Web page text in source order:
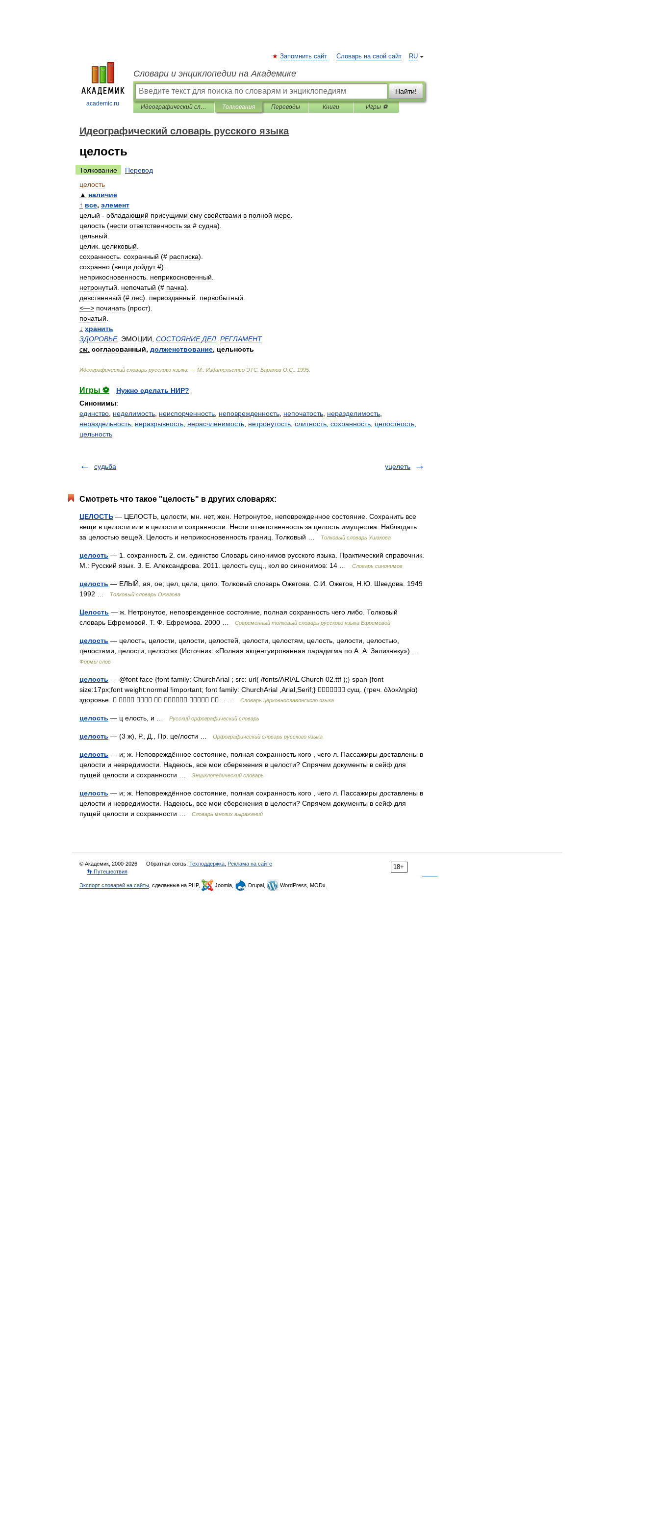
academic.ru
RU
Запомнить сайт Словарь на свой сайт
Словари и энциклопедии на Академике
Найти!
Идеографический словарь русского языка Толкования Переводы Книги Игры ⚽
Идеографический словарь русского языка
целость
Толкование
Перевод
целость
▲ наличие
↑ все, элемент
целый - обладающий присущими ему свойствами в полной мере
целость (нести ответственность за # судна).
цельный
целик целиковый
сохранность сохранный (# расписка).
сохранно (вещи дойдут#).
неприкосновенность неприкосновенный
нетронутый
непочатый (# пачка).
девственный (# лес). первозданный первобытный
<—> починать (прост).
початый
↓ хранить
ЗДОРОВЬЕ, ЭМОЦИИ СОСТОЯНИЕ ДЕЛ РЕГЛАМЕНТ
см согласованный, долженствование, цельность
Идеографический словарь русского языка . — М : Издательство ЭТС Баранов О С 1995
Игры ⚽
Нужно сделать НИР?
Синонимы:
единство неделимость неиспорченность неповрежденность непочатость неразделимость
нераздельность неразрывность нерасчленимость нетронутость слитность сохранность целостность
цельность
судьба уцелеть
Смотреть что такое "целость" в других словарях:
ЦЕЛОСТЬ — ЦЕЛОСТЬ, целости, мн. нет, жен. Нетронутое, неповрежденное состояние. Сохранить все
вещи в целости или в целости и сохранности. Нести ответственность за целость имущества. Наблюдать
за целостью вещей. Целость и неприкосновенность границ. Толковый …
Толковый словарь Ушакова
целость — 1. сохранность 2. см. единство Словарь синонимов русского языка. Практический справочник.
М.: Русский язык. З. Е. Александрова. 2011. целость сущ., кол во синонимов: 14 …
Словарь синонимов
целость — ЕЛЫЙ, ая, ое; цел, цела, цело. Толковый словарь Ожегова. С.И. Ожегов, Н.Ю. Шведова. 1949
1992 …
Толковый словарь Ожегова
Целость — ж. Нетронутое, неповрежденное состояние, полная сохранность чего либо. Толковый
словарь Ефремовой. Т. Ф. Ефремова. 2000 …
Современный толковый словарь русского языка Ефремовой
целость — целость, целости, целости, целостей, целости, целостям, целость, целости, целостью,
целостями, целости, целостях (Источник: «Полная акцентуированная парадигма по А. А. Зализняку») …
Формы слов
целость — @font face {font family: ChurchArial ; src: url( /fonts/ARIAL Church 02.ttf );} span {font
size:17px;font weight:normal !important; font family: ChurchArial ,Arial,Serif;}  сущ. (греч. ὁλοκληρία)
здоровье.       … …
Словарь церковнославянского языка
целость — ц елость, и … Русский орфографический словарь
целость — (3 ж), Р., Д., Пр. це/лости … Орфографический словарь русского языка
целость — и; ж. Неповреждённое состояние, полная сохранность кого , чего л. Пассажиры доставлены в
целости и невредимости. Надеюсь, все мои сбережения в целости? Спрячем документы в сейф для
пущей целости и сохранности …
Энциклопедический словарь
целость — и; ж. Неповреждённое состояние, полная сохранность кого , чего л. Пассажиры доставлены в
целости и невредимости. Надеюсь, все мои сбережения в целости? Спрячем документы в сейф для
пущей целости и сохранности …
Словарь многих выражений
18+
© Академик, 2000-2026 Обратная связь: Техподдержка Реклама на сайте
👣 Путешествия
Экспорт словарей на сайты , сделанные на PHP, Joomla, Drupal, WordPress, MODx.